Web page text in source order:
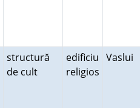
structură
de cult
edificiu
religios
Vaslui